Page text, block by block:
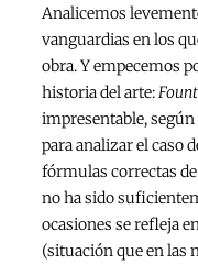
Analicemos
vanguardias en los
obra. Y empecemos
historia del arte:
impresentable, según
para analizar el caso
fórmulas correctas
no ha sido
ocasiones se refleja
(situación que en las